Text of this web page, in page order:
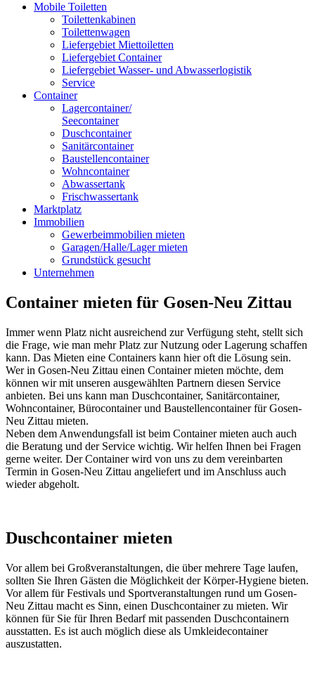
Mobile Toiletten
Toilettenkabinen
Toilettenwagen
Liefergebiet Miettoiletten
Liefergebiet Container
Liefergebiet Wasser- und Abwasserlogistik
Service
Container
Lagercontainer/
Seecontainer
Duschcontainer
Sanitärcontainer
Baustellencontainer
Wohncontainer
Abwassertank
Frischwassertank
Marktplatz
Immobilien
Gewerbeimmobilien mieten
Garagen/Halle/Lager mieten
Grundstück gesucht
Unternehmen
Container mieten für Gosen-Neu Zittau
Immer wenn Platz nicht ausreichend zur Verfügung steht, stellt sich
die Frage, wie man mehr Platz zur Nutzung oder Lagerung schaffen
kann. Das Mieten eine Containers kann hier oft die Lösung sein.
Wer in Gosen-Neu Zittau einen Container mieten möchte, dem
können wir mit unseren ausgewählten Partnern diesen Service
anbieten. Bei uns kann man Duschcontainer, Sanitärcontainer,
Wohncontainer, Bürocontainer und Baustellencontainer für Gosen-
Neu Zittau mieten.
Neben dem Anwendungsfall ist beim Container mieten auch auch
die Beratung und der Service wichtig. Wir helfen Ihnen bei Fragen
gerne weiter. Der Container wird von uns zu dem vereinbarten
Termin in Gosen-Neu Zittau angeliefert und im Anschluss auch
wieder abgeholt.
Duschcontainer mieten
Vor allem bei Großveranstaltungen, die über mehrere Tage laufen,
sollten Sie Ihren Gästen die Möglichkeit der Körper-Hygiene bieten.
Vor allem für Festivals und Sportveranstaltungen rund um Gosen-
Neu Zittau macht es Sinn, einen Duschcontainer zu mieten. Wir
können für Sie für Ihren Bedarf mit passenden Duschcontainern
ausstatten. Es ist auch möglich diese als Umkleidecontainer
auszustatten.